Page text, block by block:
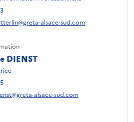
alsace-sud.com
DIENST
alsace-sud.com